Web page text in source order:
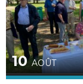
10AOÛT